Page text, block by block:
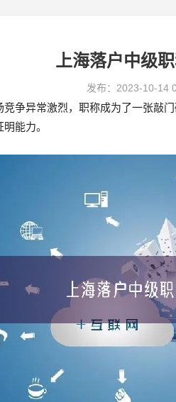
上海落户中级
发布： 2023-10-14
竞争异常激烈，职称成为了一张敲
能力。